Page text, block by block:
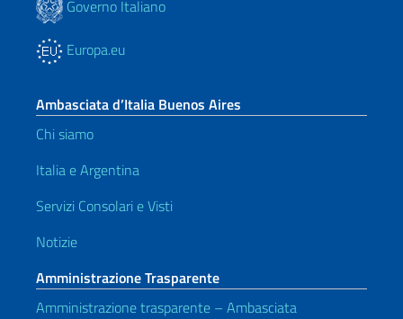
Governo Italiano
Europa.eu
Ambasciata d’Italia Buenos Aires
Chi siamo
Italia e Argentina
Servizi Consolari e Visti
Notizie
Amministrazione Trasparente
Amministrazione trasparente – Ambasciata